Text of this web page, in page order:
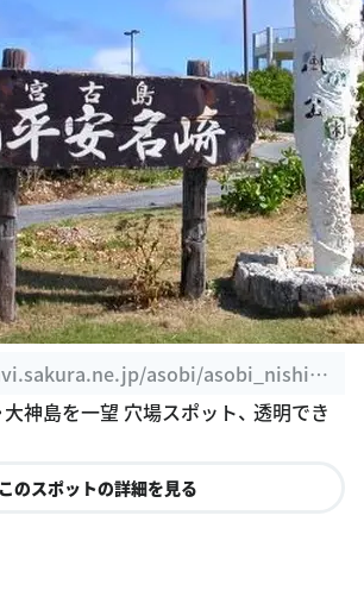
asobi/asobi_nishihe
大神島を一望 穴場スポット、 透明でき
このスポットの詳細を見る